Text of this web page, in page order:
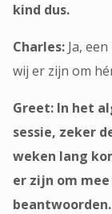
kind dus.
Charles: Ja,
wij er zijn om
Greet: In het
sessie, zeker
weken lang
er zijn om